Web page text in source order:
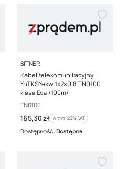
PRODUCENT
BITNER
Kabel telekomunikacyjny
YnTKSYekw 1x2x0,8 TN0100
klasa Eca /100m/
Kod producenta
TN0100
Cena brutto
165,30 zł w tym %s VAT
w tym 23% VAT
Dostępność:Dostępne